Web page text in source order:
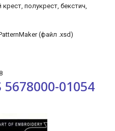
полукрест, бекстич,
(файл .xsd)
01054